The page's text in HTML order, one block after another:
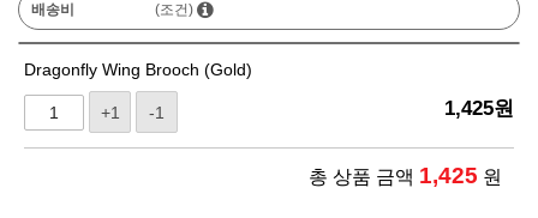
배송비 (조건)
Dragonfly Wing Brooch (Gold)
+1 -1 1,425원
총 상품 금액 1,425 원